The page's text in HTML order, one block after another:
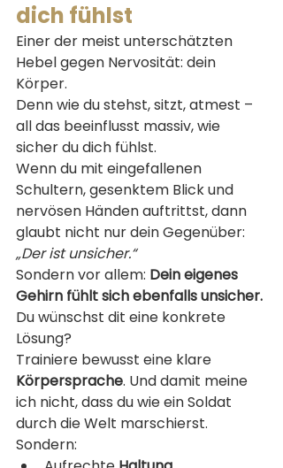
dich fühlst
Einer der meist unterschätzten
Hebel gegen Nervosität: dein
Körper.
Denn wie du stehst, sitzt, atmest –
all das beeinflusst massiv, wie
sicher du dich fühlst.
Wenn du mit eingefallenen
Schultern, gesenktem Blick und
nervösen Händen auftrittst, dann
glaubt nicht nur dein Gegenüber:
„Der ist unsicher.“
Sondern vor allem: Dein eigenes
Gehirn fühlt sich ebenfalls unsicher.
Du wünschst dit eine konkrete
Lösung?
Trainiere bewusst eine klare
Körpersprache. Und damit meine
ich nicht, dass du wie ein Soldat
durch die Welt marschierst.
Sondern: